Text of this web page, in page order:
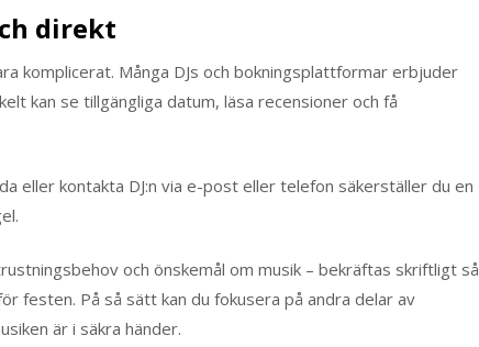
direkt
komplicerat. Många DJs och bokningsplattformar erbjuder
kan se tillgängliga datum, läsa recensioner och få
eller kontakta DJ:n via e-post eller telefon säkerställer du en
och önskemål om musik – bekräftas skriftligt så
festen. På så sätt kan du fokusera på andra delar av
är i säkra händer.